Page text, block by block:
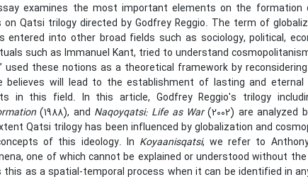
examines the most important elements on the
Qatsi trilogy directed by Godfrey Reggio. The term of
entered into other broad fields such as sociology, political,
such as Immanuel Kant, tried to understand
used these notions as a theoretical framework by
believes will lead to the establishment of lasting and
in this field. In this article, Godfrey Reggio's trilogy
(1988), and Naqoyqatsi: Life as War(2002) are analyzed
Qatsi trilogy has been influenced by globalization and
of this ideology. In Koyaanisqatsi, we refer to
one of which cannot be explained or understood without
this as a spatial-temporal process when it can be identified in